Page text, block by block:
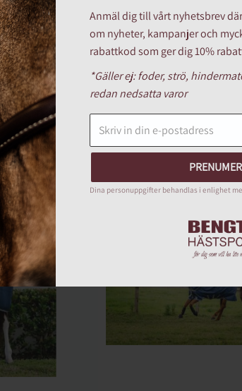
PLUS 200 G
Lägg till i favoriter
TÄCKE AMIGO INSULATOR
NAVY
HORSEWARE
1 799kr
Anmäl dig till vårt nyhetsbrev
om nyheter, kampanjer och
rabattkod som ger dig 10%
*Gäller ej: foder, strö,
redan nedsatta varor
Dina personuppgifter behandlas i enlighet